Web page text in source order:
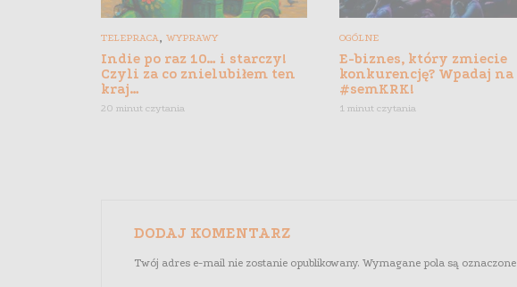
TELEPRACA, WYPRAWY
Indie po raz 10… i starczy!
Czyli za co znielubiłem ten
kraj…
20 minut czytania
OGÓLNE
E-biznes, który zmiecie
konkurencję? Wpadaj na
#semKRK!
1 minut czytania
DODAJ KOMENTARZ
Twój adres e-mail nie zostanie opublikowany. Wymagane pola są oznaczone